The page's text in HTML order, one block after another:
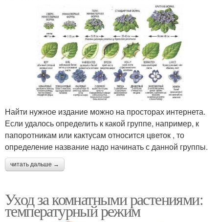
Найти нужное издание можно на просторах интернета.
Если удалось определить к какой группе, например, к
папоротникам или кактусам относится цветок , то
определение название надо начинать с данной группы.
читать дальше →
Уход за комнатными растениями:
температурный режим